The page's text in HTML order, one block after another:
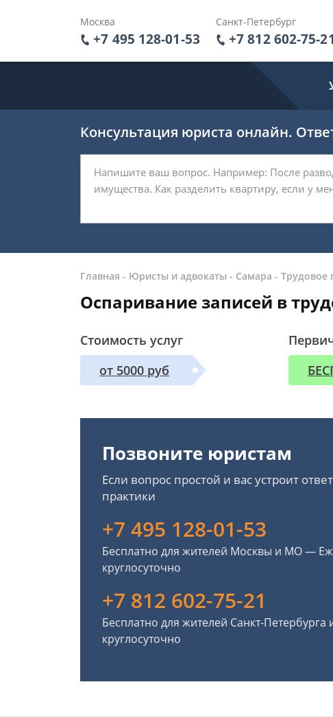
Москва
+7 495 128-01-53
Санкт-Петербург
+7 812 602-75-21
Консультация юриста онлайн.
Главная - Юристы и адвокаты - Самара - Трудовое
Оспаривание записей в
Стоимость услуг
от 5000 руб
Позвоните юристам
Если вопрос простой и вас устроит
практики
+7 495 128-01-53
Бесплатно для жителей Москвы и МО —
круглосуточно
+7 812 602-75-21
Бесплатно для жителей Санкт-
круглосуточно